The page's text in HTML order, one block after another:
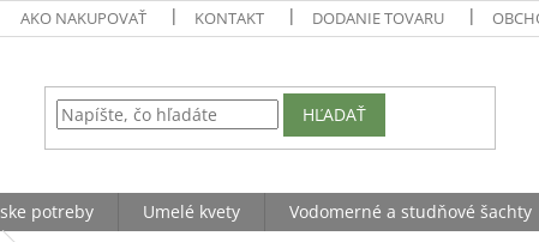
AKO NAKUPOVAŤ KONTAKT DODANIE TOVARU
HĽADAŤ
potreby Umelé kvety Vodomerné a studňové šachty